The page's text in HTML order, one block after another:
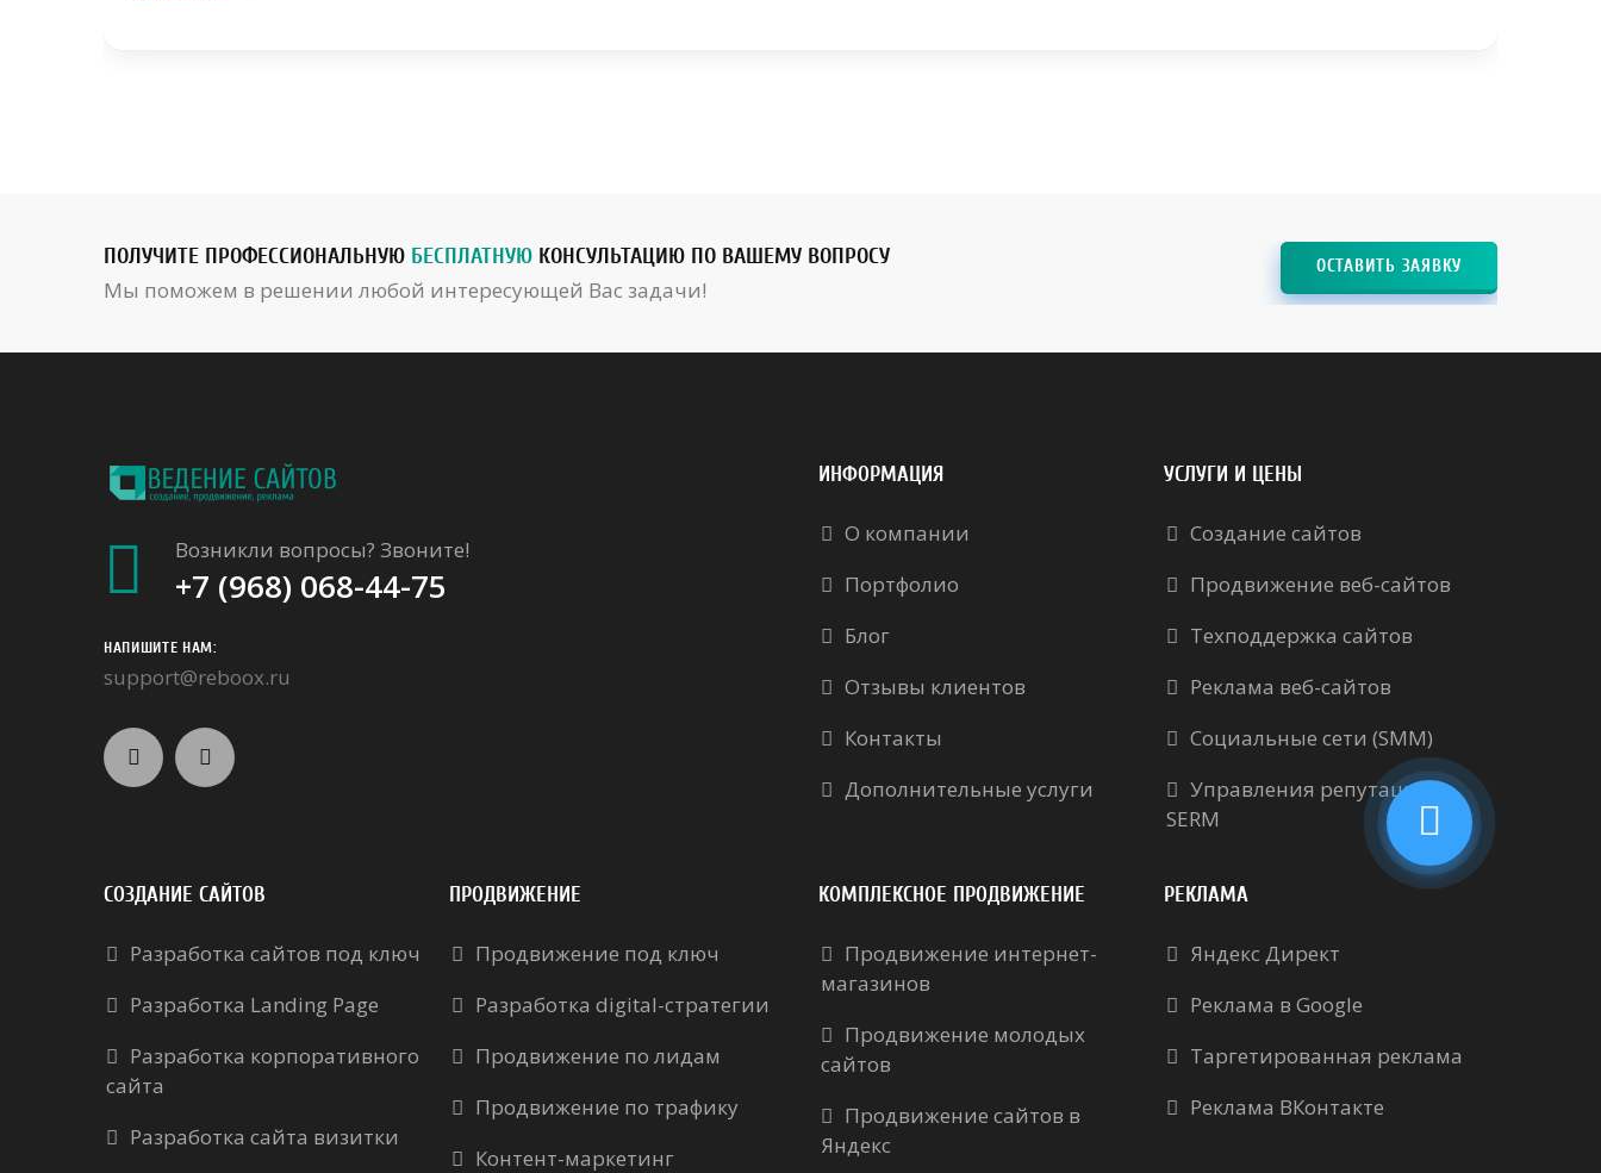
ОСТАВИТЬ ЗАЯВКУ
ПОЛУЧИТЕ ПРОФЕССИОНАЛЬНУЮ БЕСПЛАТНУЮ КОНСУЛЬТАЦИЮ ПО ВАШЕМУ ВОПРОСУ
Мы поможем в решении любой интересующей Вас задачи!
Возникли вопросы? Звоните!
+7 (968) 068-44-75
НАПИШИТЕ НАМ:
support@reboox.ru
ИНФОРМАЦИЯ
О компании
Портфолио
Блог
Отзывы клиентов
Контакты
Дополнительные услуги
УСЛУГИ И ЦЕНЫ
Создание сайтов
Продвижение веб-сайтов
Техподдержка сайтов
Реклама веб-сайтов
Социальные сети (SMM)
Управления репутацией
SERM
СОЗДАНИЕ САЙТОВ
Разработка сайтов под ключ
Разработка Landing Page
Разработка корпоративного
сайта
Разработка сайта визитки
ПРОДВИЖЕНИЕ
Продвижение под ключ
Разработка digital-стратегии
Продвижение по лидам
Продвижение по трафику
Контент-маркетинг
КОМПЛЕКСНОЕ ПРОДВИЖЕНИЕ
Продвижение интернет-
магазинов
Продвижение молодых
сайтов
Продвижение сайтов в
Яндекс
РЕКЛАМА
Яндекс Директ
Реклама в Google
Таргетированная реклама
Реклама ВКонтакте